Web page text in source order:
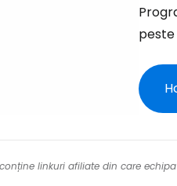
linkuri afiliate din care